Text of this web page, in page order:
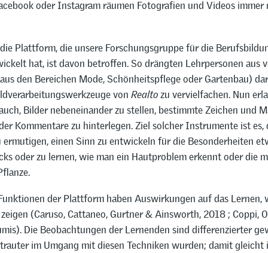
oder Instagram räumen Fotografien und Videos immer
Plattform, die unsere Forschungsgruppe für die
hat, ist davon betroffen. So drängten Lehrpersonen aus
den Bereichen Mode, Schönheitspflege oder Gartenbau)
von Realtozu vervielfachen. Nun
Bilder nebeneinander zu stellen, bestimmte Zeichen und
Kommentare zu hinterlegen. Ziel solcher Instrumente ist es,
ermutigen, einen Sinn zu entwickeln für die Besonderheiten
oder zu lernen, wie man ein Hautproblem erkennt oder die
der Plattform haben Auswirkungen auf das Lernen,
(Caruso, Cattaneo, Gurtner & Ainsworth, 2018 ; Coppi,
Die Beobachtungen der Lernenden sind differenzierter
im Umgang mit diesen Techniken wurden; damit gleicht